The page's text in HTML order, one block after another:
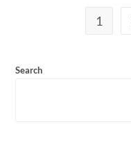
1
Search